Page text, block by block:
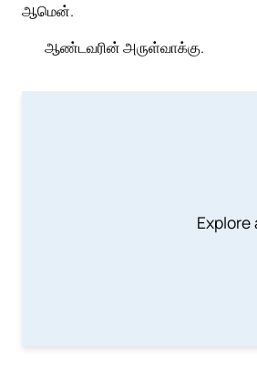
ஆமென்.
ஆண்டவரின் அருள்வாக்கு.